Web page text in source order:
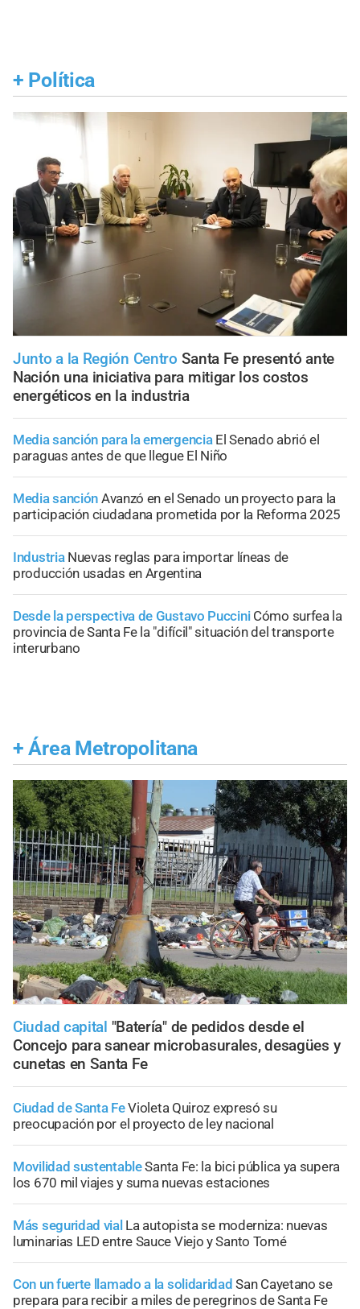
+ Política
Junto a la Región Centro Santa Fe presentó ante
Nación una iniciativa para mitigar los costos
energéticos en la industria
Media sanción para la emergencia El Senado abrió el
paraguas antes de que llegue El Niño
Media sanción Avanzó en el Senado un proyecto para la
participación ciudadana prometida por la Reforma 2025
Industria Nuevas reglas para importar líneas de
producción usadas en Argentina
Desde la perspectiva de Gustavo Puccini Cómo surfea la
provincia de Santa Fe la "difícil" situación del transporte
interurbano
+ Área Metropolitana
Ciudad capital "Batería" de pedidos desde el
Concejo para sanear microbasurales, desagües y
cunetas en Santa Fe
Ciudad de Santa FeVioleta Quiroz expresó su
preocupación por el proyecto de ley nacional
Movilidad sustentableSanta Fe: la bici pública ya supera
los 670 mil viajes y suma nuevas estaciones
Más seguridad vial La autopista se moderniza: nuevas
luminarias LED entre Sauce Viejo y Santo Tomé
Con un fuerte llamado a la solidaridad San Cayetano se
prepara para recibir a miles de peregrinos de Santa Fe